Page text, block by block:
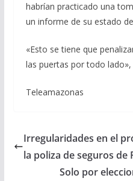
habrían practicado una
un informe de su estado
«Esto se tiene que
las puertas por todo lado»,
Teleamazonas
Irregularidades en el
la poliza de seguros de
Solo por